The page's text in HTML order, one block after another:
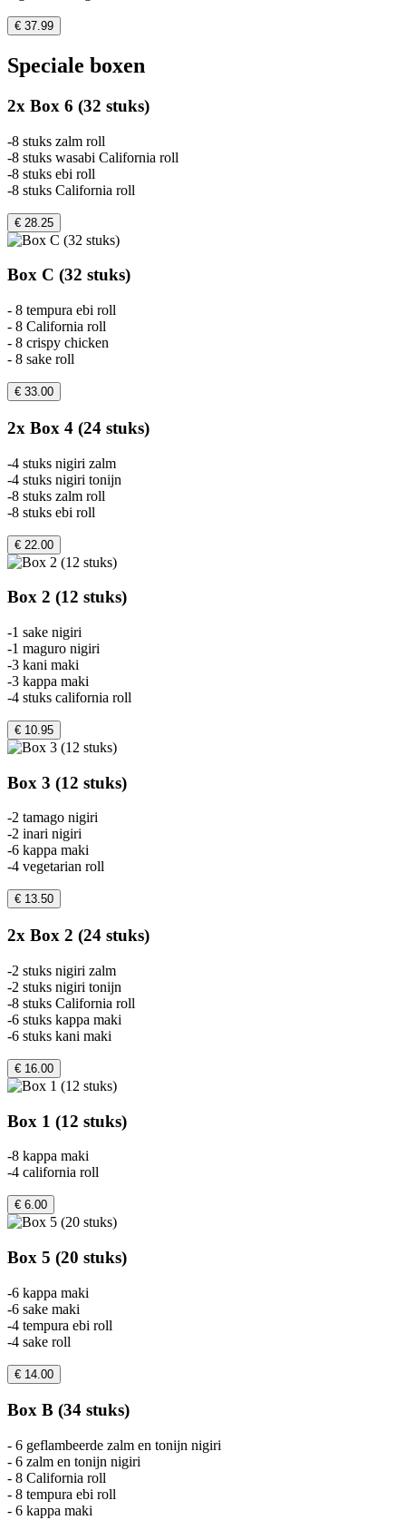
€ 37.99
Speciale boxen
2x Box 6 (32 stuks)
-8 stuks zalm roll
-8 stuks wasabi California roll
-8 stuks ebi roll
-8 stuks California roll
€ 28.25
Box C (32 stuks)
- 8 tempura ebi roll
- 8 California roll
- 8 crispy chicken
- 8 sake roll
€ 33.00
2x Box 4 (24 stuks)
-4 stuks nigiri zalm
-4 stuks nigiri tonijn
-8 stuks zalm roll
-8 stuks ebi roll
€ 22.00
Box 2 (12 stuks)
-1 sake nigiri
-1 maguro nigiri
-3 kani maki
-3 kappa maki
-4 stuks california roll
€ 10.95
Box 3 (12 stuks)
-2 tamago nigiri
-2 inari nigiri
-6 kappa maki
-4 vegetarian roll
€ 13.50
2x Box 2 (24 stuks)
-2 stuks nigiri zalm
-2 stuks nigiri tonijn
-8 stuks California roll
-6 stuks kappa maki
-6 stuks kani maki
€ 16.00
Box 1 (12 stuks)
-8 kappa maki
-4 california roll
€ 6.00
Box 5 (20 stuks)
-6 kappa maki
-6 sake maki
-4 tempura ebi roll
-4 sake roll
€ 14.00
Box B (34 stuks)
- 6 geflambeerde zalm en tonijn nigiri
- 6 zalm en tonijn nigiri
- 8 California roll
- 8 tempura ebi roll
- 6 kappa maki